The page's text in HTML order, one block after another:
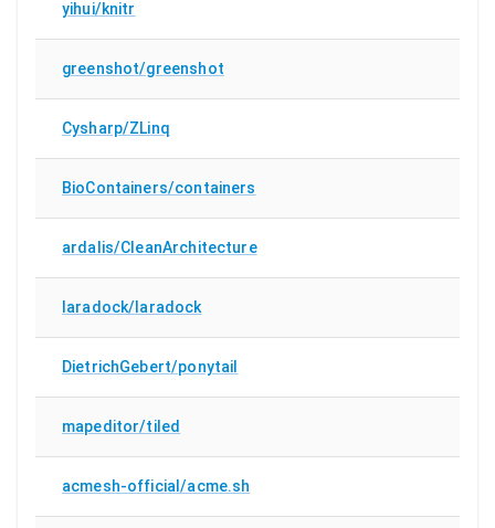
yihui/knitr
greenshot/greenshot
Cysharp/ZLinq
BioContainers/containers
ardalis/CleanArchitecture
laradock/laradock
DietrichGebert/ponytail
mapeditor/tiled
acmesh-official/acme.sh